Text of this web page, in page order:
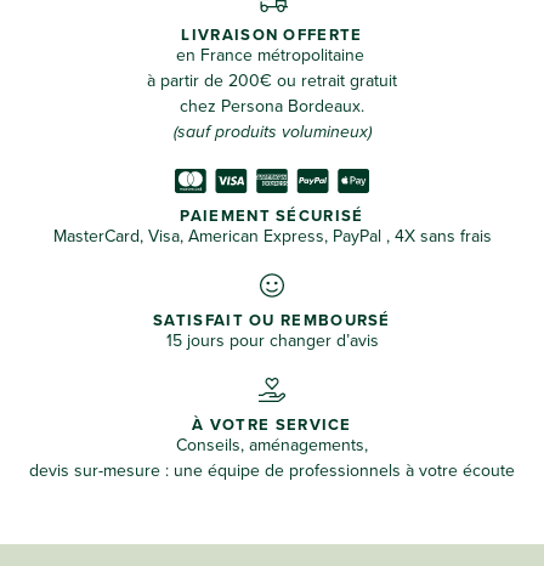
LIVRAISON OFFERTE
en France métropolitaine
à partir de 200€ ou retrait gratuit
chez Persona Bordeaux.
(sauf produits volumineux)
PAIEMENT SÉCURISÉ
MasterCard, Visa, American Express, PayPal , 4X sans frais
SATISFAIT OU REMBOURSÉ
15 jours pour changer d’avis
À VOTRE SERVICE
Conseils, aménagements,
devis sur-mesure : une équipe de professionnels à votre écoute